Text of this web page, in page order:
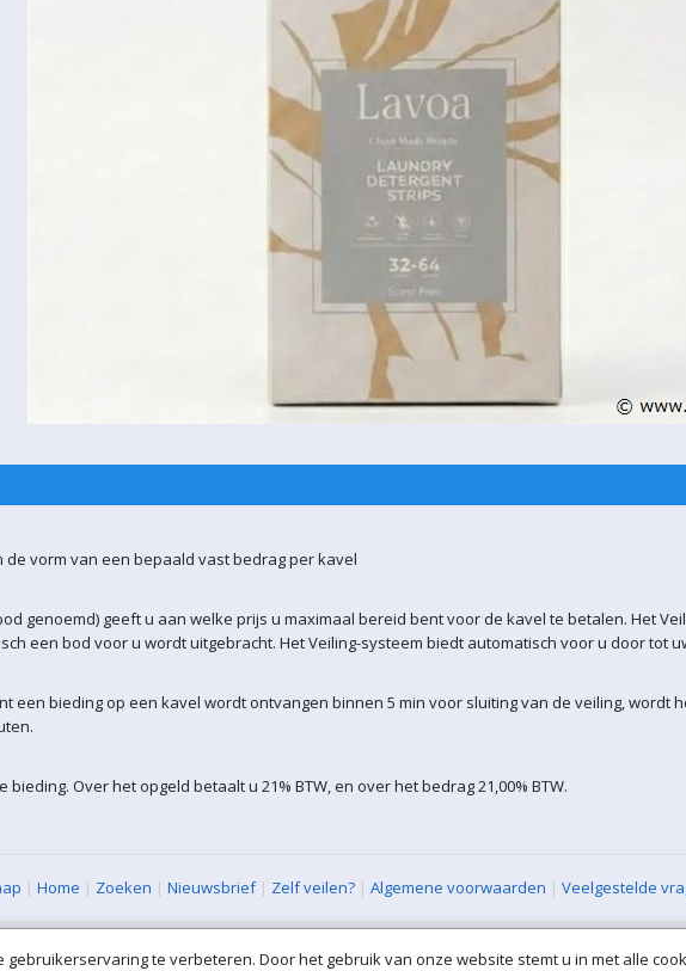
de vorm van een bepaald vast bedrag per kavel
genoemd) geeft u aan welke prijs u maximaal bereid bent voor de kavel te betalen. Het
een bod voor u wordt uitgebracht. Het Veiling-systeem biedt automatisch voor u door tot
een bieding op een kavel wordt ontvangen binnen 5 min voor sluiting van de veiling, wordt
Over het opgeld betaalt u 21% BTW, en over het bedrag 21,00% BTW.
| Home | Zoeken | Nieuwsbrief| Zelf veilen? | Algemene voorwaarden | Veelgestelde
XML Sitemap| All rights reserved (VLAVEM-WEB-1)
te verbeteren. Door het gebruik van onze website stemt u in met alle